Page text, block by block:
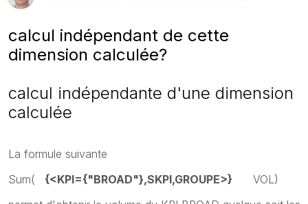
calcul indépendant de cette
dimension calculée?
calcul indépendante d'une dimension
calculée
La formule suivante
Sum(
{<KPI={"BROAD"},SKPI,GROUPE>} VOL)